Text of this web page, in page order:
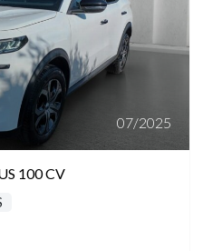
07/2025
100 CV